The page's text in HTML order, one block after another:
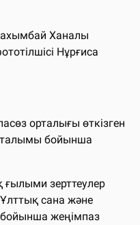
Ханалы
Нұрғиса
орталығы өткізген
бойынша
ғылыми зерттеулер
сана және
жеңімпаз